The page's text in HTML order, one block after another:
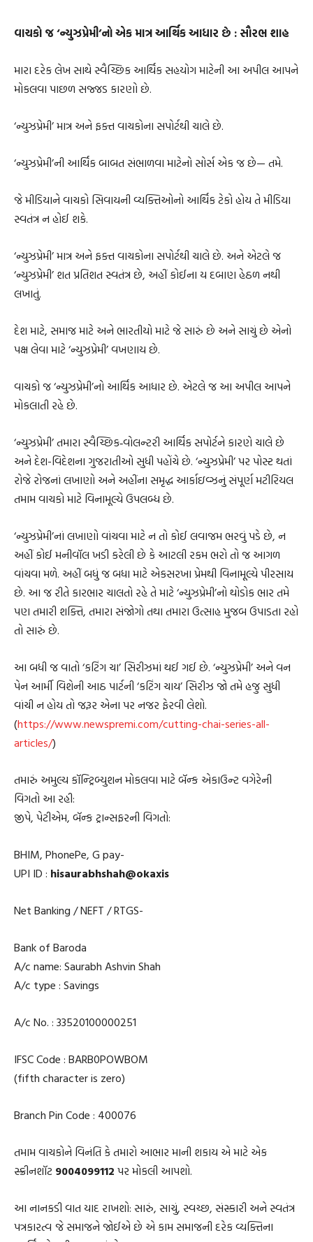
વાચકો જ ‘ન્યુઝપ્રેમી’નો એક માત્ર આર્થિક આધાર છે : સૌરભ શાહ
મારા દરેક લેખ સાથે સ્વૈચ્છિક આર્થિક સહયોગ માટેની આ અપીલ આપને
મોકલવા પાછળ સજ્જડ કારણો છે.
‘ન્યુઝપ્રેમી’ માત્ર અને ફક્ત વાચકોના સપોર્ટથી ચાલે છે.
‘ન્યુઝપ્રેમી’ની આર્થિક બાબત સંભાળવા માટેનો સોર્સ એક જ છે— તમે.
જે મીડિયાને વાચકો સિવાયની વ્યક્તિઓનો આર્થિક ટેકો હોય તે મીડિયા
સ્વતંત્ર ન હોઈ શકે.
‘ન્યુઝપ્રેમી’ માત્ર અને ફક્ત વાચકોના સપોર્ટથી ચાલે છે. અને એટલે જ
‘ન્યુઝપ્રેમી’ શત પ્રતિશત સ્વતંત્ર છે, અહીં કોઈના ય દબાણ હેઠળ નથી
લખાતું.
દેશ માટે, સમાજ માટે અને ભારતીયો માટે જે સારું છે અને સાચું છે એનો
પક્ષ લેવા માટે ‘ન્યુઝપ્રેમી’ વખણાય છે.
વાચકો જ ‘ન્યુઝપ્રેમી’નો આર્થિક આધાર છે. એટલે જ આ અપીલ આપને
મોકલાતી રહે છે.
‘ન્યુઝપ્રેમી’ તમારા સ્વૈચ્છિક‐વોલન્ટરી આર્થિક સપોર્ટને કારણે ચાલે છે
અને દેશ-વિદેશના ગુજરાતીઓ સુધી પહોંચે છે. ‘ન્યુઝપ્રેમી’ પર પોસ્ટ થતાં
રોજે રોજનાં લખાણો અને અહીંના સમૃદ્ધ આર્કાઇવ્ઝનું સંપૂર્ણ મટીરિયલ
તમામ વાચકો માટે વિનામૂલ્યે ઉપલબ્ધ છે.
‘ન્યુઝપ્રેમી’નાં લખાણો વાંચવા માટે ન તો કોઈ લવાજમ ભરવું પડે છે, ન
અહીં કોઈ મનીવૉલ ખડી કરેલી છે કે આટલી રકમ ભરો તો જ આગળ
વાંચવા મળે. અહીં બધું જ બધા માટે એકસરખા પ્રેમથી વિનામૂલ્યે પીરસાય
છે. આ જ રીતે કારભાર ચાલતો રહે તે માટે ‘ન્યુઝપ્રેમી’નો થોડોક ભાર તમે
પણ તમારી શક્તિ, તમારા સંજોગો તથા તમારા ઉત્સાહ મુજબ ઉપાડતા રહો
તો સારું છે.
આ બધી જ વાતો ‘કટિંગ ચા’ સિરીઝમાં થઈ ગઈ છે. ‘ન્યુઝપ્રેમી’ અને વન
પેન આર્મી વિશેની આઠ પાર્ટની ‘કટિંગ ચાય’ સિરીઝ જો તમે હજુ સુધી
વાંચી ન હોય તો જરૂર એના પર નજર ફેરવી લેશો.
(https://www.newspremi.com/cutting-chai-series-all-
articles/)
તમારું અમુલ્ય કૉન્ટ્રિબ્યુશન મોકલવા માટે બૅન્ક એકાઉન્ટ વગેરેની
વિગતો આ રહી:
જીપે, પેટીએમ, બૅન્ક ટ્રાન્સફરની વિગતો:
BHIM, PhonePe, G pay-
UPI ID : hisaurabhshah@okaxis
Net Banking / NEFT / RTGS-
Bank of Baroda
A/c name: Saurabh Ashvin Shah
A/c type : Savings
A/c No. : 33520100000251
IFSC Code : BARB0POWBOM
(fifth character is zero)
Branch Pin Code : 400076
તમામ વાચકોને વિનંતિ કે તમારો આભાર માની શકાય એ માટે એક
સ્ક્રીનશૉટ 9004099112 પર મોકલી આપશો.
આ નાનકડી વાત યાદ રાખશો: સારું, સાચું, સ્વચ્છ, સંસ્કારી અને સ્વતંત્ર
પત્રકારત્વ જે સમાજને જોઈએ છે એ કામ સમાજની દરેક વ્યક્તિના